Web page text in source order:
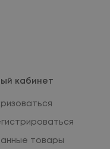
кабинет
товары